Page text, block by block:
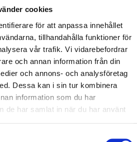
cookies
för att anpassa innehållet
tillhandahålla funktioner för
vår trafik. Vi vidarebefordrar
och annan information från din
och annons- och analysföretag
Dessa kan i sin tur kombinera
information som du har
de har samlat in när du har använt
propio peso del utillaje."
de elevación máxima varía
de contacto del objeto de
que se reduzca la capacidad de